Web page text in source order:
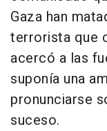
Gaza han
terrorista que
acercó a las
suponía una
pronunciarse
suceso.